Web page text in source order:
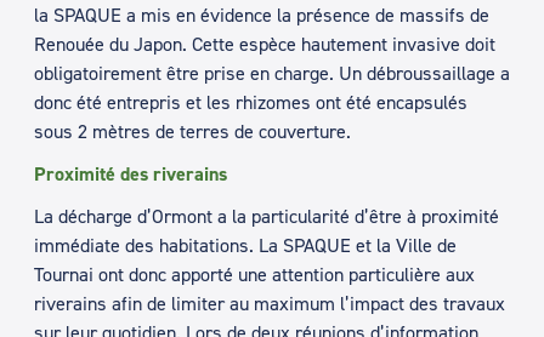
la SPAQUE a mis en évidence la présence de massifs de
Renouée du Japon. Cette espèce hautement invasive doit
obligatoirement être prise en charge. Un débroussaillage a
donc été entrepris et les rhizomes ont été encapsulés
sous 2 mètres de terres de couverture.
Proximité des riverains
La décharge d’Ormont a la particularité d’être à proximité
immédiate des habitations. La SPAQUE et la Ville de
Tournai ont donc apporté une attention particulière aux
riverains afin de limiter au maximum l’impact des travaux